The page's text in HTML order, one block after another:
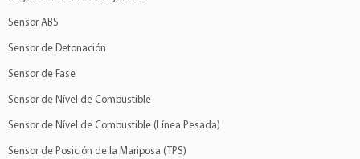
Sensor ABS
Sensor de Detonación
Sensor de Fase
Sensor de Nível de Combustible
Sensor de Nível de Combustible (Línea Pesada)
Sensor de Posición de la Mariposa (TPS)